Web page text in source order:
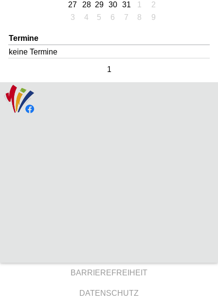
27
28 29 30 31 1
2
3
4 5 6 7 8 9
Termine
keine Termine
1
BARRIEREFREIHEIT
DATENSCHUTZ